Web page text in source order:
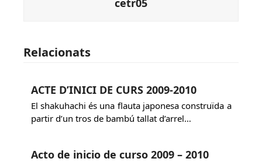
Relacionats
ACTE D’INICI DE CURS 2009-2010
El shakuhachi és una flauta japonesa construïda a
partir d’un tros de bambú tallat d’arrel…
Acto de inicio de curso 2009 – 2010